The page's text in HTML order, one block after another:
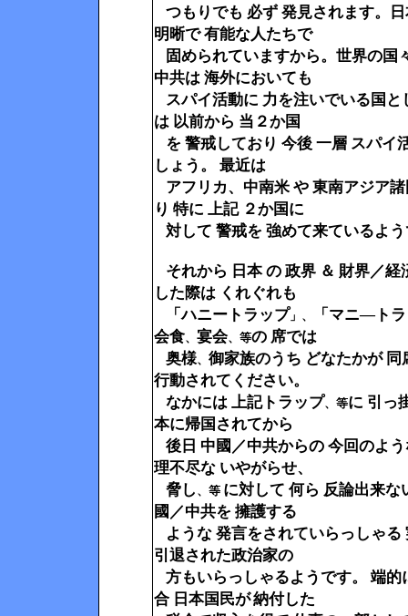
つもりでも 必ず 発見されます。
明晰で 有能な人たちで
固められていますから。世界の国
中共は 海外においても
スパイ活動に 力を注いでいる国
は 以前から 当２か国
を 警戒しており 今後 一層 スパイ
しょう。 最近は
アフリカ、中南米 や 東南アジア
り 特に 上記 ２か国に
対して 警戒を 強めて来ているよ
それから 日本 の 政界 ＆ 財界／
した際は くれぐれも
「ハニートラップ 」、
「マニ―ト
会食、 宴会、等の 席では
奥様、 御家族のうち どなたかが
行動されてください。
なかには 上記トラップ、等に 引っ
本に帰国されてから
後日 中國／中共からの 今回のよ
理不尽な いやがらせ、
脅し 、等 に対して 何ら 反論出来な
國／中共を 擁護する
ような 発言をされていらっしゃ
引退された政治家の
方もいらっしゃるようです。 端
合 日本国民が納付した